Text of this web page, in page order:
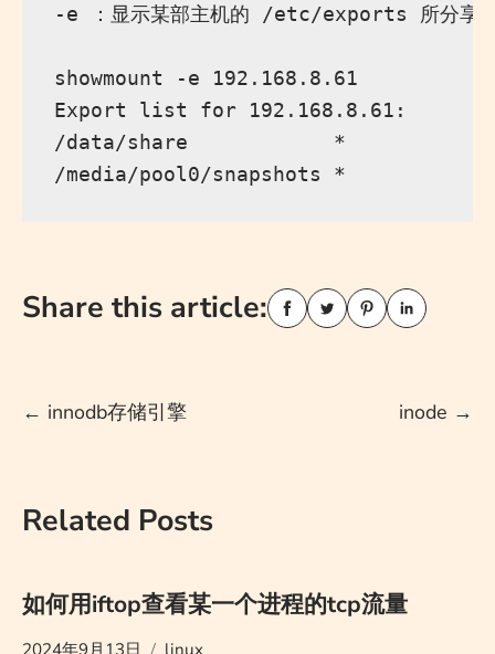
-e ：显示某部主机的 /etc/exports 所分享的
showmount -e 192.168.8.61
Export list for 192.168.8.61:
/data/share            *
Share this article:
Post
← innodb存储引擎 inode →
Related Posts
如何用iftop查看某一个进程的tcp流量
2024年9月13日 linux